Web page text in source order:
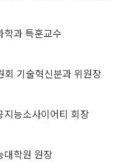
학과 특훈교수
회 기술혁신분과 위원장
지능소사이어티 회장
대학원 원장